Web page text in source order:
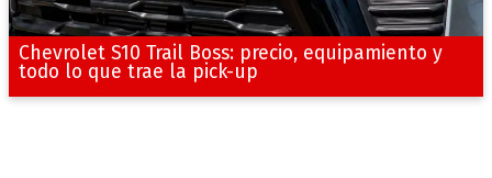
Chevrolet S10 Trail Boss: precio, equipamiento y
todo lo que trae la pick-up